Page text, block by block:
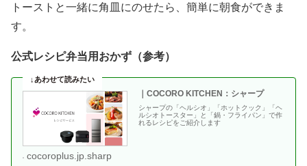
トーストと一緒に角皿にのせたら、簡単に朝食ができま
す。
公式レシピ弁当用おかず（参考）
｜COCORO KITCHEN：シャープ
シャープの「ヘルシオ」「ホットクック」「ヘ
ルシオトースター」と「鍋・フライパン」で作
れるレシピをご紹介します
cocoroplus.jp.sharp